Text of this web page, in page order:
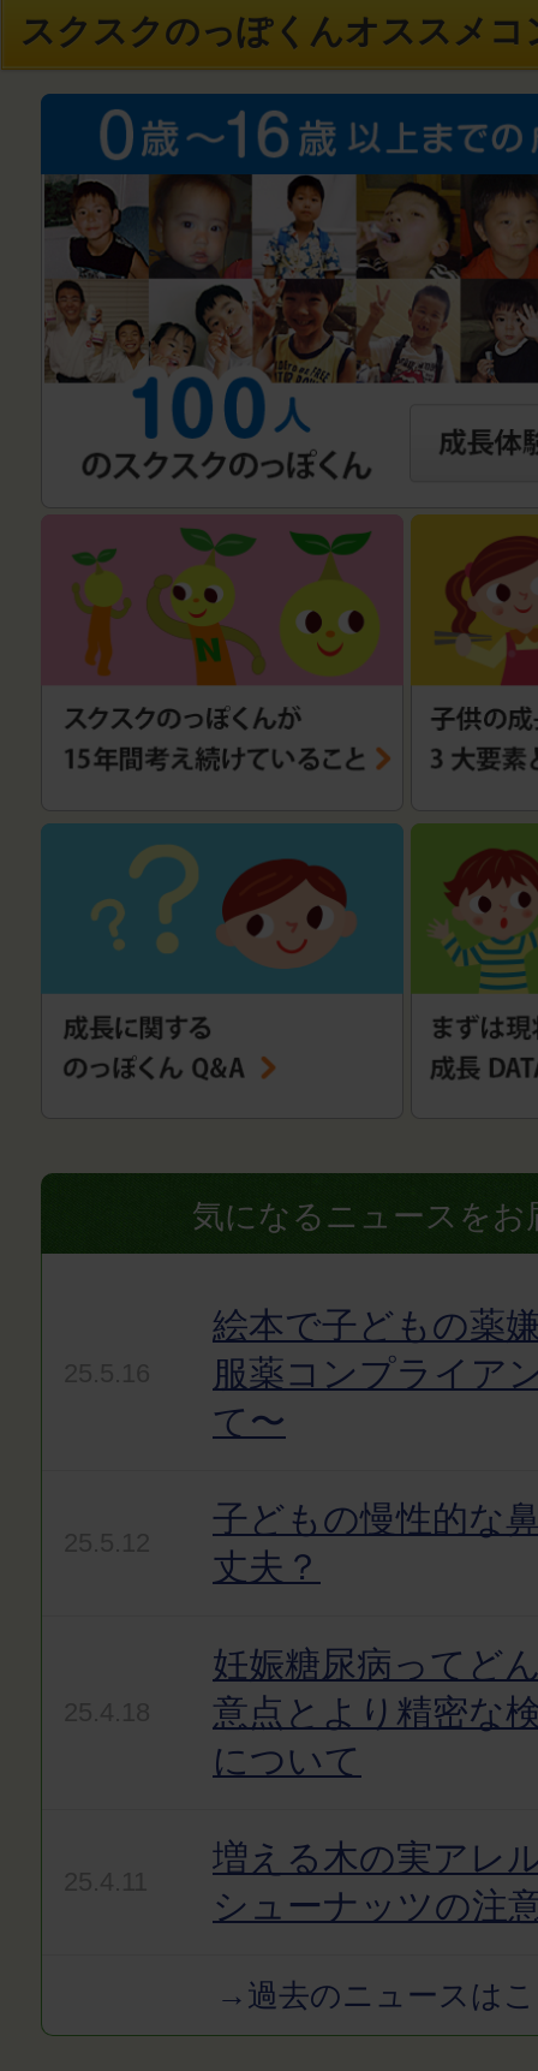
スクスクのっぽくんオススメコ
気になるニュースをお
絵本で子どもの薬
服薬コンプライア
て〜
子どもの慢性的な
丈夫？
妊娠糖尿病ってど
意点とより精密な
について
増える木の実アレ
シューナッツの注
→過去のニュースは